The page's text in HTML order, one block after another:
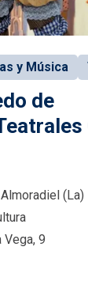
y Música
de
(La)
Vega, 9